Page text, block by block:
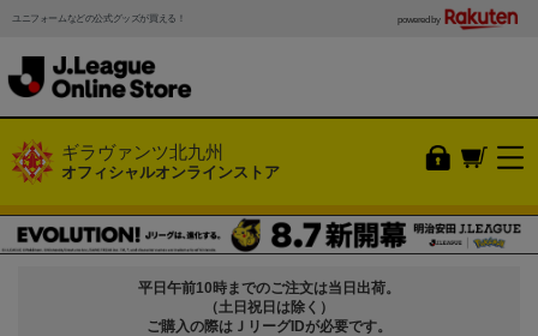
ユニフォームなどの公式グッズが買える！ powered by
ギラヴァンツ北九州
オフィシャルオンラインストア
平日午前10時までのご注文は当日出荷。
（土日祝日は除く）
ご購入の際はＪリーグIDが必要です。